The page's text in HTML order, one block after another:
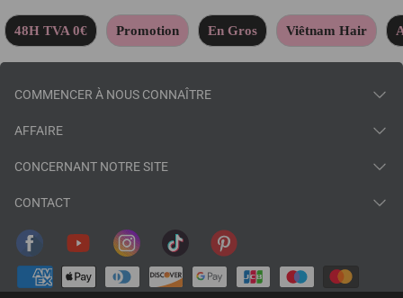
48H TVA 0€ Promotion En Gros Viêtnam Hair
COMMENCER À NOUS CONNAÎTRE
AFFAIRE
CONCERNANT NOTRE SITE
CONTACT